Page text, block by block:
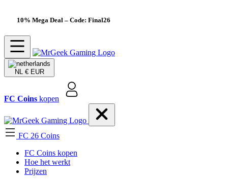
10% Mega Deal – Code: Final26
NL € EUR
FC Coins kopen
FC 26 Coins
FC Coins kopen
Hoe het werkt
Prijzen